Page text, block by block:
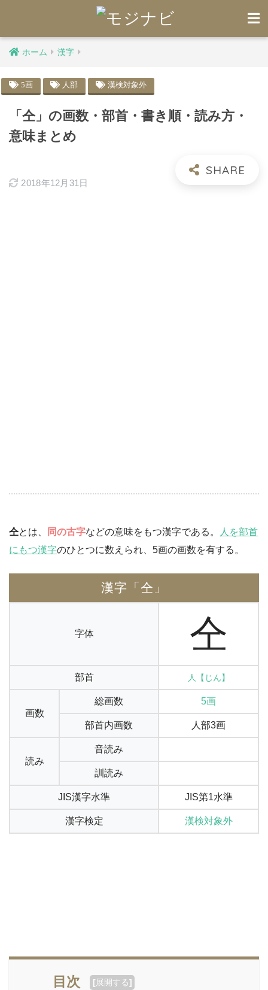
ホーム 漢字
5画 人部 漢検対象外
「仝」の画数・部首・書き順・読み方・
意味まとめ
2018年12月31日
仝とは、 同の古字などの意味をもつ漢字である。
人を部首
にもつ漢字のひとつに数えられ、5画の画数を有する。
漢字「仝」
字体 仝
部首 人【じん】
画数
総画数 5画
部首内画数 人部3画
読み
音読み
訓読み
JIS漢字水準 JIS第1水準
漢字検定 漢検対象外
目次 [展開する]